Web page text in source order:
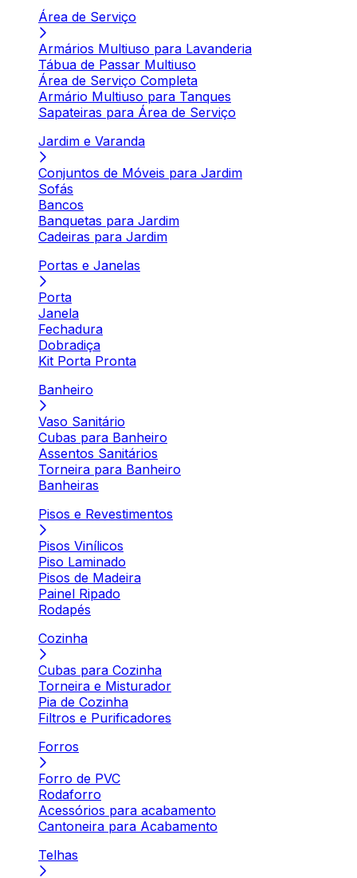
Área de Serviço
Armários Multiuso para Lavanderia
Tábua de Passar Multiuso
Área de Serviço Completa
Armário Multiuso para Tanques
Sapateiras para Área de Serviço
Jardim e Varanda
Conjuntos de Móveis para Jardim
Sofás
Bancos
Banquetas para Jardim
Cadeiras para Jardim
Portas e Janelas
Porta
Janela
Fechadura
Dobradiça
Kit Porta Pronta
Banheiro
Vaso Sanitário
Cubas para Banheiro
Assentos Sanitários
Torneira para Banheiro
Banheiras
Pisos e Revestimentos
Pisos Vinílicos
Piso Laminado
Pisos de Madeira
Painel Ripado
Rodapés
Cozinha
Cubas para Cozinha
Torneira e Misturador
Pia de Cozinha
Filtros e Purificadores
Forros
Forro de PVC
Rodaforro
Acessórios para acabamento
Cantoneira para Acabamento
Telhas